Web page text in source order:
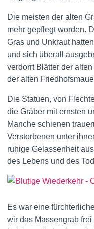
Die meisten der alten
mehr gepflegt worden.
Gras und Unkraut
und sich überall
verdorrt Blätter der
der alten
Die Statuen, von
die Gräber mit ernsten
Manche schienen
Verstorbenen unter
ruhige Gelassenheit
des Lebens und des
Es war eine
wir das Massengrab